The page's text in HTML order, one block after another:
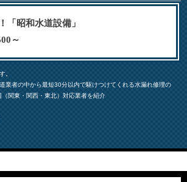
「昭和水道設備」
～
。
業者の中から最短30分以内で駆けつけてくれる水漏れ修理の
関東・関西・東北）対応業者を紹介